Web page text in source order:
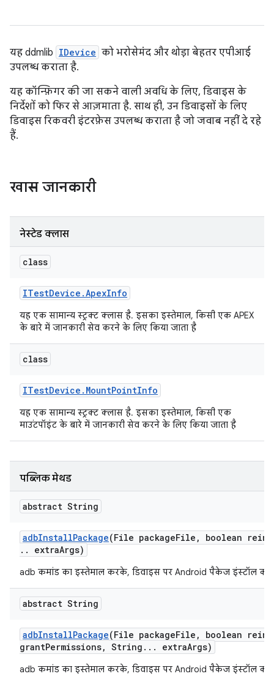
यह ddmlib IDevice को भरोसेमंद और थोड़ा बेहतर एपीआई
उपलब्ध कराता है.
यह कॉन्फ़िगर की जा सकने वाली अवधि के लिए, डिवाइस के
निर्देशों को फिर से आज़माता है. साथ ही, उन डिवाइसों के लिए
डिवाइस रिकवरी इंटरफ़ेस उपलब्ध कराता है जो जवाब नहीं दे रहे
हैं.
खास जानकारी
नेस्टेड क्लास
class
ITestDevice .ApexInfo
यह एक सामान्य स्ट्रक्ट क्लास है. इसका इस्तेमाल, किसी एक APEX
के बारे में जानकारी सेव करने के लिए किया जाता है
class
ITestDevice . MountPointInfo
यह एक सामान्य स्ट्रक्ट क्लास है. इसका इस्तेमाल, किसी एक
माउंटपॉइंट के बारे में जानकारी सेव करने के लिए किया जाता है
पब्लिक मेथड
abstract String
adbInstallPackage(File packageFile ,
boolean
. . extraArgs)
adb कमांड का इस्तेमाल करके, डिवाइस पर Android पैकेज इंस्टॉल करें.
abstract String
adbInstallPackage(File packageFile ,
boolean
grantPermissions, String . . . extraArgs)
adb कमांड का इस्तेमाल करके, डिवाइस पर Android पैकेज इंस्टॉल करें.